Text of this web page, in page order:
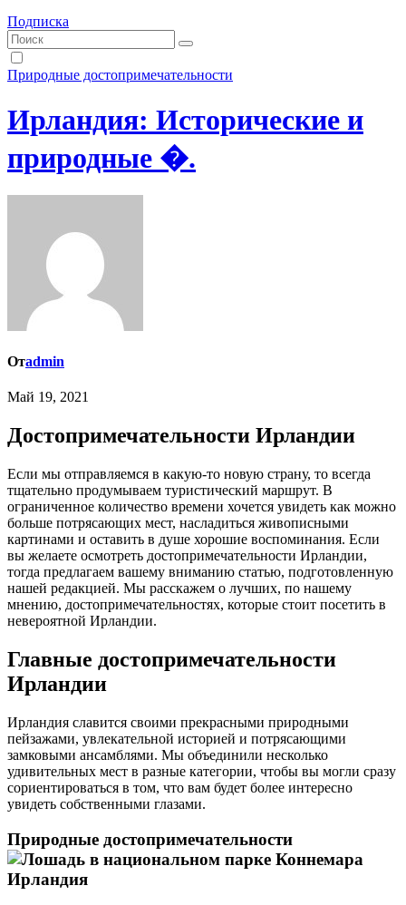
Подписка
Природные достопримечательности
Ирландия: Исторические и
природные �.
Отadmin
Май 19, 2021
Достопримечательности Ирландии
Если мы отправляемся в какую-то новую страну, то всегда
тщательно продумываем туристический маршрут. В
ограниченное количество времени хочется увидеть как можно
больше потрясающих мест, насладиться живописными
картинами и оставить в душе хорошие воспоминания. Если
вы желаете осмотреть достопримечательности Ирландии,
тогда предлагаем вашему вниманию статью, подготовленную
нашей редакцией. Мы расскажем о лучших, по нашему
мнению, достопримечательностях, которые стоит посетить в
невероятной Ирландии.
Главные достопримечательности
Ирландии
Ирландия славится своими прекрасными природными
пейзажами, увлекательной историей и потрясающими
замковыми ансамблями. Мы объединили несколько
удивительных мест в разные категории, чтобы вы могли сразу
сориентироваться в том, что вам будет более интересно
увидеть собственными глазами.
Природные достопримечательности